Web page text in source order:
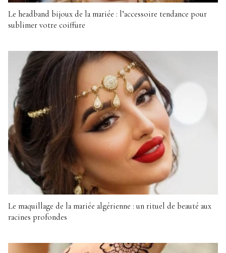
Le headband bijoux de la mariée : l’accessoire tendance pour
sublimer votre coiffure
Le maquillage de la mariée algérienne : un rituel de beauté aux
racines profondes